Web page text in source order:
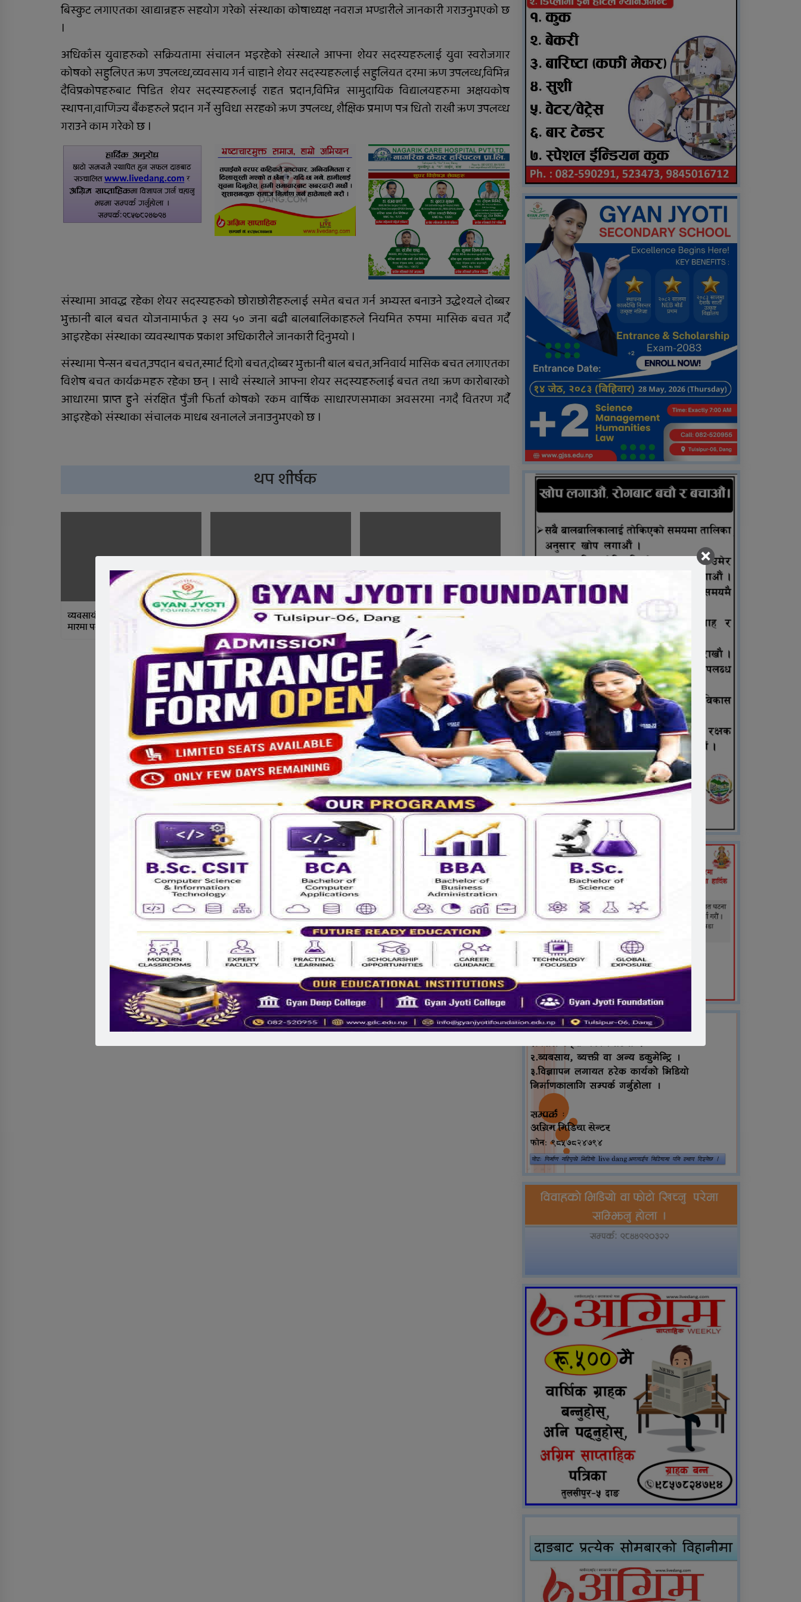
२०८२/८३ को वार्षिक समीक्षा स्कुटी ठोक्किँदा युवतीको मृत्यु शुक्रबार निःशुल्क विशेषज्ञ
बिस्कुट लगाएतका खाद्यान्नहरु सहयोग गरेको संस्थाका कोषाध्यक्ष नवराज भण्डारीले जानकारी गराउनुभएको छ
।
अधिकाँस युवाहरुको सक्रियतामा संचालन भइरहेको संस्थाले आफ्ना शेयर सदस्यहरुलाई युवा स्वरोजगार
कोषको सहुलिएत ऋण उपलव्ध,व्यवसाय गर्न चाहाने शेयर सदस्यहरुलाई सहुलियत दरमा ऋण उपलव्ध,विभिन्न
दैविप्रकोपहरुबाट पिडित शेयर सदस्यहरुलाई राहत प्रदान,विभिन्न सामुदायिक विद्यालयहरुमा अक्षयकोष
स्थापना,वाणिज्य बैंकहरुले प्रदान गर्ने सुविधा सरहको ऋण उपलव्ध, शैक्षिक प्रमाण पत्र धितो राखी ऋण उपलव्ध
गराउने काम गरेको छ ।
संस्थामा आवद्ध रहेका शेयर सदस्यहरुको छोराछोरीहरुलाई समेत बचत गर्न अभ्यस्त बनाउने उद्धेश्यले दोब्बर
भुक्तानी बाल बचत योजनामार्फत ३ सय ५० जना बढी बालबालिकाहरुले नियमित रुपमा मासिक बचत गर्दै
आइरहेका संस्थाका व्यवस्थापक प्रकाश अधिकारीले जानकारी दिनुभयो ।
संस्थामा पेन्सन बचत,उपदान बचत,स्मार्ट दिगो बचत,दोब्बर भुक्तानी बाल बचत,अनिवार्य मासिक बचत लगाएतका
विशेष बचत कार्यक्रमहरु रहेका छन् । साथै संस्थाले आफ्ना शेयर सदस्यहरुलाई बचत तथा ऋण कारोबारको
आधारमा प्राप्त हुने संरक्षित पुँजी फिर्ता कोषको रकम वार्षिक साधारणसभाका अवसरमा नगदै वितरण गर्दै
आइरहेको संस्थाका संचालक माधब खनालले जनाउनुभएको छ ।
थप शीर्षक
व्यवसायी भन्छन् : घुमन्ते मिश्रीले हामी
मारमा पर्‍यौं
‘संस्थागत विद्यालयहरूको मागबारे
छलफल गर्छौं’ : अध्यक्ष विष्ट
जेसिजको राष्ट्रिय उपाध्यक्षमा दाङका
भुसाल